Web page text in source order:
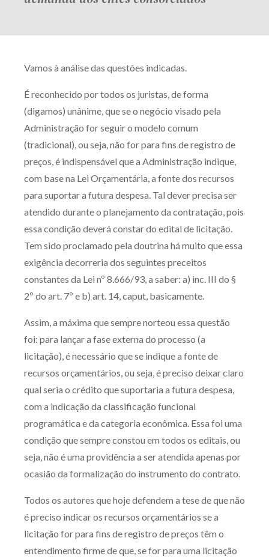
Vamos à análise das questões indicadas.
É reconhecido por todos os juristas, de forma
(digamos) unânime, que se o negócio visado pela
Administração for seguir o modelo comum
(tradicional), ou seja, não for para fins de registro de
preços, é indispensável que a Administração indique,
com base na Lei Orçamentária, a fonte dos recursos
para suportar a futura despesa. Tal dever precisa ser
atendido durante o planejamento da contratação, pois
essa condição deverá constar do edital de licitação.
Tem sido proclamado pela doutrina há muito que essa
exigência decorreria dos seguintes preceitos
constantes da Lei nº 8.666/93, a saber: a) inc. III do §
2º do art. 7º e b) art. 14, caput, basicamente.
Assim, a máxima que sempre norteou essa questão
foi: para lançar a fase externa do processo (a
licitação), é necessário que se indique a fonte de
recursos orçamentários, ou seja, é preciso deixar claro
qual seria o crédito que suportaria a futura despesa,
com a indicação da classificação funcional
programática e da categoria econômica. Essa foi uma
condição que sempre constou em todos os editais, ou
seja, não é uma providência a ser atendida apenas por
ocasião da formalização do instrumento do contrato.
Todos os autores que hoje defendem a tese de que não
é preciso indicar os recursos orçamentários se a
licitação for para fins de registro de preços têm o
entendimento firme de que, se for para uma licitação